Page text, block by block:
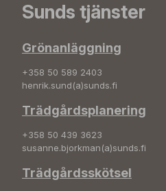
Sunds tjänster
Grönanläggning
+358 50 589 2403
henrik.sund(a)sunds.fi
Trädgårdsplanering
+358 50 439 3623
susanne.bjorkman(a)sunds.fi
Trädgårdsskötsel